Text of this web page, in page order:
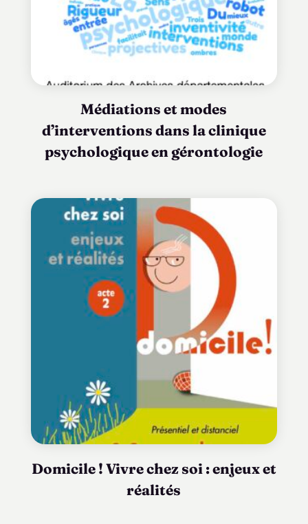
Médiations et modes
d’interventions dans la clinique
psychologique en gérontologie
Domicile ! Vivre chez soi : enjeux et
réalités